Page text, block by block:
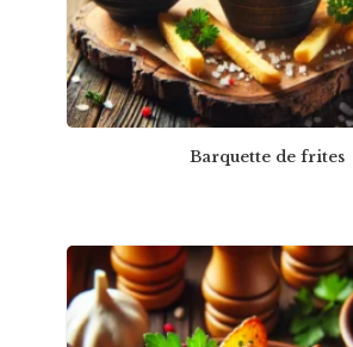
Barquette de frites